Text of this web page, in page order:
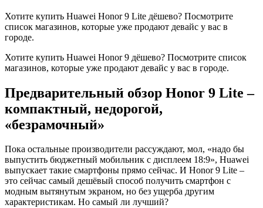
Хотите купить Huawei Honor 9 Lite дёшево? Посмотрите
список магазинов, которые уже продают девайс у вас в
городе.
Хотите купить Huawei Honor 9 дёшево? Посмотрите список
магазинов, которые уже продают девайс у вас в городе.
Предварительный обзор Honor 9 Lite –
компактный, недорогой,
«безрамочный»
Пока остальные производители рассуждают, мол, «надо бы
выпустить бюджетный мобильник с дисплеем 18:9», Huawei
выпускает такие смартфоны прямо сейчас. И Honor 9 Lite –
это сейчас самый дешёвый способ получить смартфон с
модным вытянутым экраном, но без ущерба другим
характеристикам. Но самый ли лучший?